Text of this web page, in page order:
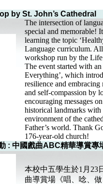
by St. John’s Cathedral
The intersection of
special and memorable!
learning the topic
Language curriculum.
workshop run by the
The event started with
Everything’, which
resilience and embracing
and self-compassion by
encouraging messages
historical landmarks with
environment of the
Father’s world. Thank
176-year-old church!
: 中國戲曲ABC精華導賞專
本校中五學生於1月23
曲導賞場《唱、唸、